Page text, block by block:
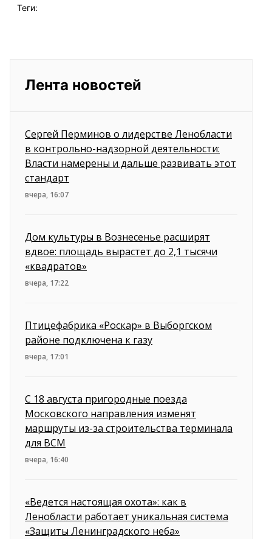
Теги:
Лента новостей
Сергей Перминов о лидерстве Ленобласти
в контрольно-надзорной деятельности:
Власти намерены и дальше развивать этот
стандарт
вчера, 16:07
Дом культуры в Вознесенье расширят
вдвое: площадь вырастет до 2,1 тысячи
«квадратов»
вчера, 17:22
Птицефабрика «Роскар» в Выборгском
районе подключена к газу
вчера, 17:01
С 18 августа пригородные поезда
Московского направления изменят
маршруты из-за строительства терминала
для ВСМ
вчера, 16:40
«Ведется настоящая охота»: как в
Ленобласти работает уникальная система
«Защиты Ленинградского неба»